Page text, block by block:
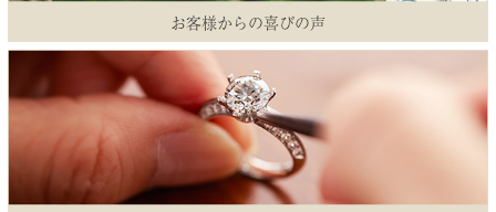
お客様からの喜びの声